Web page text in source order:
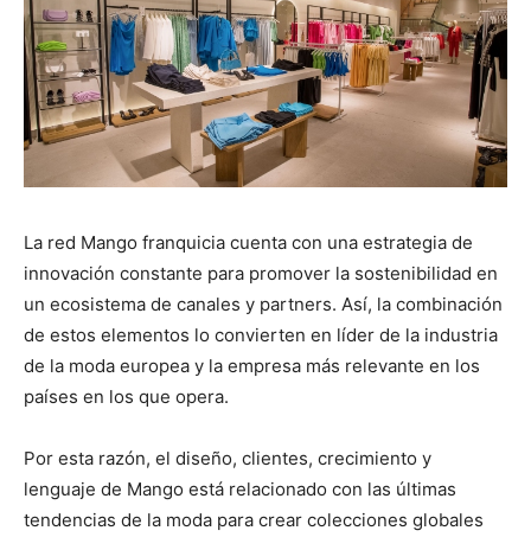
La red Mango franquicia cuenta con una estrategia de
innovación constante para promover la sostenibilidad en
un ecosistema de canales y partners. Así, la combinación
de estos elementos lo convierten en líder de la industria
de la moda europea y la empresa más relevante en los
países en los que opera.
Por esta razón, el diseño, clientes, crecimiento y
lenguaje de Mango está relacionado con las últimas
tendencias de la moda para crear colecciones globales